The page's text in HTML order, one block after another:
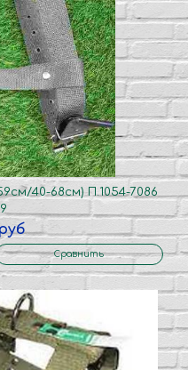
40-68см) П.1054-7086
Сравнить